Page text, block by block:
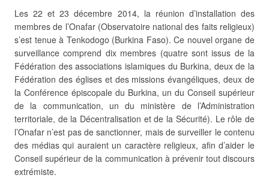
Les 22 et 23 décembre 2014, la réunion d’installation des
membres de l’Onafar (Observatoire national des faits religieux)
s’est tenue à Tenkodogo (Burkina Faso). Ce nouvel organe de
surveillance comprend dix membres (quatre sont issus de la
Fédération des associations islamiques du Burkina, deux de la
Fédération des églises et des missions évangéliques, deux de
la Conférence épiscopale du Burkina, un du Conseil supérieur
de la communication, un du ministère de l’Administration
territoriale, de la Décentralisation et de la Sécurité). Le rôle de
l’Onafar n’est pas de sanctionner, mais de surveiller le contenu
des médias qui auraient un caractère religieux, afin d’aider le
Conseil supérieur de la communication à prévenir tout discours
extrémiste.